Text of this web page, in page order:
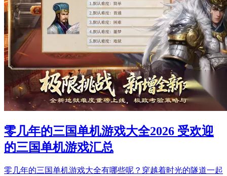
零几年的三国单机游戏大全2026 受欢迎
的三国单机游戏汇总
零几年的三国单机游戏大全有哪些呢？穿越着时光的隧道一起